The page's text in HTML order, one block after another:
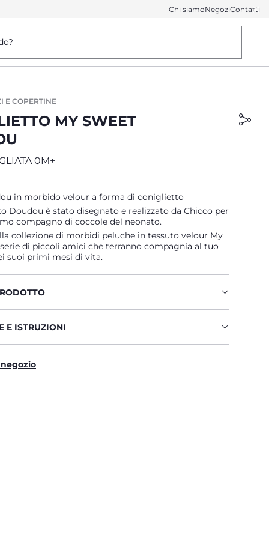
Chi siamoNegoziContatti
E COPERTINE
MY SWEET
0M+
in morbido velour a forma di coniglietto
Doudou è stato disegnato e realizzato da Chicco per
compagno di coccole del neonato.
collezione di morbidi peluche in tessuto velour My
di piccoli amici che terranno compagnia al tuo
suoi primi mesi di vita.
E ISTRUZIONI